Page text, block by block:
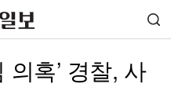
의혹’ 경찰, 사